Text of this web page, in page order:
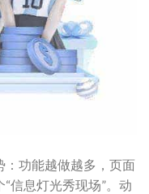
功能越做越多，页面
信息灯光秀现场”。动